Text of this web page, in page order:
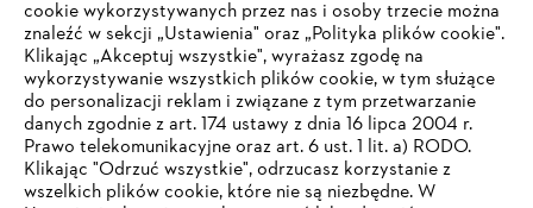
STIHL FAQ
Serwis
TWOJA PRZEGLĄDARKA NIE JEST
OBSŁUGIWANA
cookie wykorzystywanych przez nas i osoby trzecie można
znaleźć w sekcji „Ustawienia" oraz „Polityka plików cookie".
Klikając „Akceptuj wszystkie", wyrażasz zgodę na
wykorzystywanie wszystkich plików cookie, w tym służące
do personalizacji reklam i związane z tym przetwarzanie
danych zgodnie z art. 174 ustawy z dnia 16 lipca 2004 r.
Prawo telekomunikacyjne oraz art. 6 ust. 1 lit. a) RODO.
Klikając "Odrzuć wszystkie", odrzucasz korzystanie z
wszelkich plików cookie, które nie są niezbędne. W